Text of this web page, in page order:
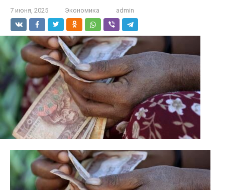
7 июня, 2025 Экономика admin